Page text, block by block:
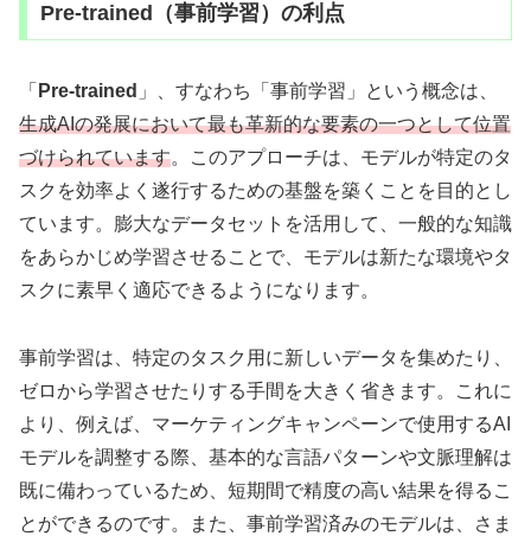
Pre-trained（事前学習）の利点
「 Pre-trained 」、すなわち「事前学習」という概念は、
生成AIの発展において最も革新的な要素の一つとして位置
づけられています。このアプローチは、モデルが特定のタ
スクを効率よく遂行するための基盤を築くことを目的とし
ています。膨大なデータセットを活用して、一般的な知識
をあらかじめ学習させることで、モデルは新たな環境やタ
スクに素早く適応できるようになります。
事前学習は、特定のタスク用に新しいデータを集めたり、
ゼロから学習させたりする手間を大きく省きます。これに
より、例えば、マーケティングキャンペーンで使用するAI
モデルを調整する際、基本的な言語パターンや文脈理解は
既に備わっているため、短期間で精度の高い結果を得るこ
とができるのです。また、事前学習済みのモデルは、さま